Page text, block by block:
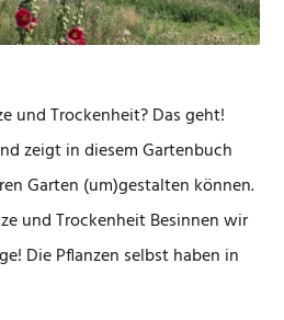
und Trockenheit? Das geht!
zeigt in diesem Gartenbuch
Garten (um)gestalten können.
und Trockenheit Besinnen wir
Die Pflanzen selbst haben in